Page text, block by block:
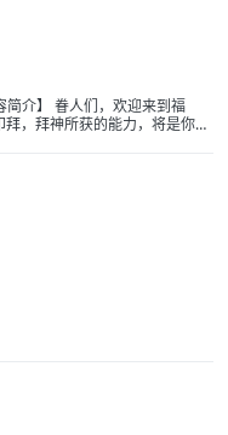
介】 眷人们，欢迎来到福
，拜神所获的能力，将是你们
猎人，起点中文网作者，代表
》《天灾疯人院》《基因收容
移动：